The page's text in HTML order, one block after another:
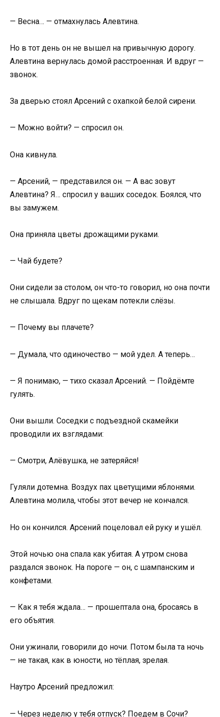
— Весна… — отмахнулась Алевтина.
Но в тот день он не вышел на привычную дорогу.
Алевтина вернулась домой расстроенная. И вдруг —
звонок.
За дверью стоял Арсений с охапкой белой сирени.
— Можно войти? — спросил он.
Она кивнула.
— Арсений, — представился он. — А вас зовут
Алевтина? Я… спросил у ваших соседок. Боялся, что
вы замужем.
Она приняла цветы дрожащими руками.
— Чай будете?
Они сидели за столом, он что-то говорил, но она почти
не слышала. Вдруг по щекам потекли слёзы.
— Почему вы плачете?
— Думала, что одиночество — мой удел. А теперь…
— Я понимаю, — тихо сказал Арсений. — Пойдёмте
гулять.
Они вышли. Соседки с подъездной скамейки
проводили их взглядами:
— Смотри, Алёвушка, не затеряйся!
Гуляли дотемна. Воздух пах цветущими яблонями.
Алевтина молила, чтобы этот вечер не кончался.
Но он кончился. Арсений поцеловал ей руку и ушёл.
Этой ночью она спала как убитая. А утром снова
раздался звонок. На пороге — он, с шампанским и
конфетами.
— Как я тебя ждала… — прошептала она, бросаясь в
его объятия.
Они ужинали, говорили до ночи. Потом была та ночь
— не такая, как в юности, но тёплая, зрелая.
Наутро Арсений предложил:
— Через неделю у тебя отпуск? Поедем в Сочи?